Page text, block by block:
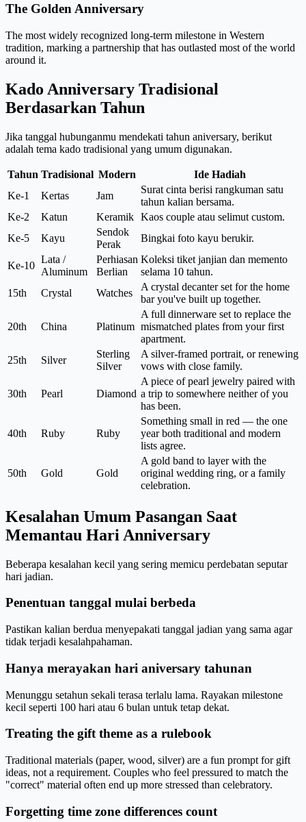
The Golden Anniversary
The most widely recognized long-term milestone in Western
tradition, marking a partnership that has outlasted most of the world
around it.
Kado Anniversary Tradisional
Berdasarkan Tahun
Jika tanggal hubunganmu mendekati tahun aniversary, berikut
adalah tema kado tradisional yang umum digunakan.
Tahun Tradisional Modern
Ide Hadiah
Ke-1
Kertas Jam
Surat cinta berisi rangkuman satu
tahun kalian bersama.
Ke-2
Katun Keramik Kaos couple atau selimut custom.
Ke-5
Kayu
Sendok
Perak
Bingkai foto kayu berukir.
Ke-10
Lata /
Aluminum
Perhiasan
Berlian
Koleksi tiket janjian dan memento
selama 10 tahun.
15th
Crystal Watches
A crystal decanter set for the home
bar you've built up together.
20th China Platinum
A full dinnerware set to replace the
mismatched plates from your first
apartment.
25th
Silver
Sterling
Silver
A silver-framed portrait, or renewing
vows with close family.
30th Pearl Diamond
A piece of pearl jewelry paired with
a trip to somewhere neither of you
has been.
40th Ruby Ruby
Something small in red — the one
year both traditional and modern
lists agree.
50th Gold Gold
A gold band to layer with the
original wedding ring, or a family
celebration.
Kesalahan Umum Pasangan Saat
Memantau Hari Anniversary
Beberapa kesalahan kecil yang sering memicu perdebatan seputar
hari jadian.
Penentuan tanggal mulai berbeda
Pastikan kalian berdua menyepakati tanggal jadian yang sama agar
tidak terjadi kesalahpahaman.
Hanya merayakan hari aniversary tahunan
Menunggu setahun sekali terasa terlalu lama. Rayakan milestone
kecil seperti 100 hari atau 6 bulan untuk tetap dekat.
Treating the gift theme as a rulebook
Traditional materials (paper, wood, silver) are a fun prompt for gift
ideas, not a requirement. Couples who feel pressured to match the
"correct" material often end up more stressed than celebratory.
Forgetting time zone differences count